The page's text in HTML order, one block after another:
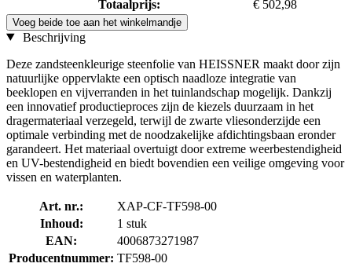
Totaalprijs:
€ 502,98
Voeg beide toe aan het winkelmandje
Beschrijving
Deze zandsteenkleurige steenfolie van HEISSNER maakt door zijn
natuurlijke oppervlakte een optisch naadloze integratie van
beeklopen en vijverranden in het tuinlandschap mogelijk. Dankzij
een innovatief productieproces zijn de kiezels duurzaam in het
dragermateriaal verzegeld, terwijl de zwarte vliesonderzijde een
optimale verbinding met de noodzakelijke afdichtingsbaan eronder
garandeert. Het materiaal overtuigt door extreme weerbestendigheid
en UV-bestendigheid en biedt bovendien een veilige omgeving voor
vissen en waterplanten.
Art. nr.:
XAP-CF-TF598-00
Inhoud:
1 stuk
EAN:
4006873271987
Producentnummer: TF598-00